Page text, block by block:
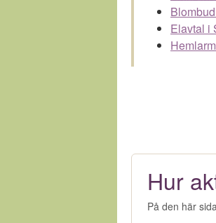
Elavtal i
Hur
På den här